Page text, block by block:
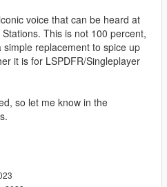
voice that can be heard at
This is not 100 percent,
replacement to spice up
it is for LSPDFR/Singleplayer
so let me know in the